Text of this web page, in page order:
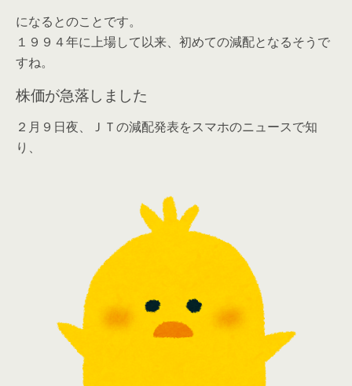
になるとのことです。
１９９４年に上場して以来、初めての減配となるそうで
すね。
株価が急落しました
２月９日夜、ＪＴの減配発表をスマホのニュースで知
り、